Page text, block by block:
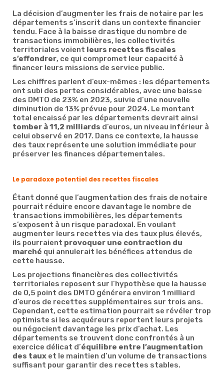
La décision d’augmenter les frais de notaire par les
départements s’inscrit dans un contexte financier
tendu. Face à la baisse drastique du nombre de
transactions immobilières, les collectivités
territoriales voient leurs recettes fiscales
s’effondrer, ce qui compromet leur capacité à
financer leurs missions de service public.
Les chiffres parlent d’eux-mêmes : les départements
ont subi des pertes considérables, avec une baisse
des DMTO de 23% en 2023, suivie d’une nouvelle
diminution de 13% prévue pour 2024. Le montant
total encaissé par les départements devrait ainsi
tomber à 11,2 milliards d’euros, un niveau inférieur à
celui observé en 2017. Dans ce contexte, la hausse
des taux représente une solution immédiate pour
préserver les finances départementales.
Le paradoxe potentiel des recettes fiscales
Étant donné que l’augmentation des frais de notaire
pourrait réduire encore davantage le nombre de
transactions immobilières, les départements
s’exposent à un risque paradoxal. En voulant
augmenter leurs recettes via des taux plus élevés,
ils pourraient provoquer une contraction du
marché qui annulerait les bénéfices attendus de
cette hausse.
Les projections financières des collectivités
territoriales reposent sur l’hypothèse que la hausse
de 0,5 point des DMTO générera environ 1 milliard
d’euros de recettes supplémentaires sur trois ans.
Cependant, cette estimation pourrait se révéler trop
optimiste si les acquéreurs reportent leurs projets
ou négocient davantage les prix d’achat. Les
départements se trouvent donc confrontés à un
exercice délicat d’équilibre entre l’augmentation
des taux et le maintien d’un volume de transactions
suffisant pour garantir des recettes stables.